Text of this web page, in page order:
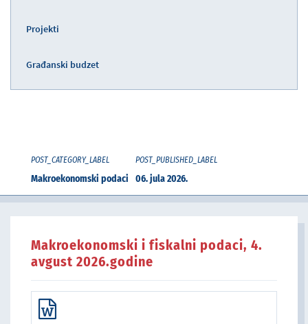
Projekti
Građanski budzet
POST_CATEGORY_LABEL
Makroekonomski podaci
POST_PUBLISHED_LABEL
06. jula 2026.
Makroekonomski i fiskalni podaci, 4.
avgust 2026.godine